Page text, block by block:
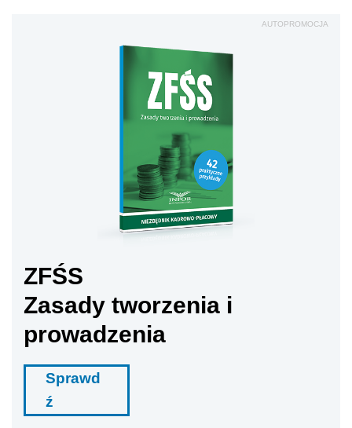
AUTOPROMOCJA
ZFŚS
Zasady tworzenia i
prowadzenia
Sprawd
ź